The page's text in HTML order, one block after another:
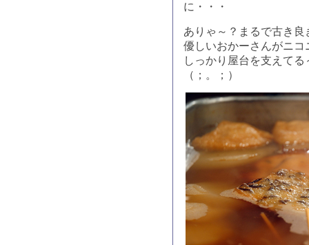
に・・・
ありゃ～？まるで古き
優しいおかーさんがニ
しっかり屋台を支えて
（；。；）